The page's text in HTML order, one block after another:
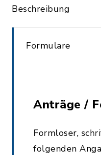
Beschreibung
Formulare
Anträge /
Formloser,
folgenden